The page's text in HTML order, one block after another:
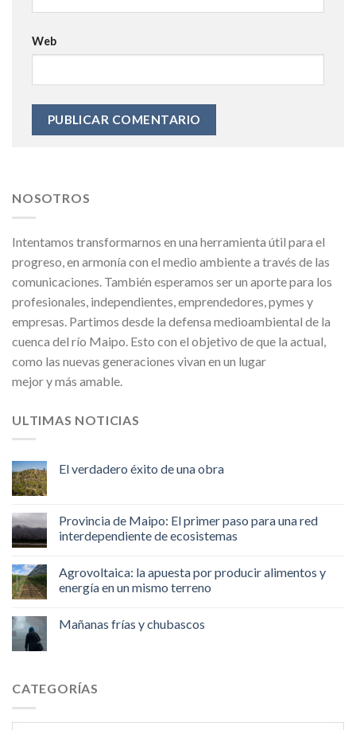
Web
NOSOTROS
Intentamos transformarnos en una herramienta útil para el
progreso, en armonía con el medio ambiente a través de las
comunicaciones. También esperamos ser un aporte para los
profesionales, independientes, emprendedores, pymes y
empresas. Partimos desde la defensa medioambiental de la
cuenca del río Maipo. Esto con el objetivo de que la actual,
como las nuevas generaciones vivan en un lugar
mejor y más amable.
ULTIMAS NOTICIAS
El verdadero éxito de una obra
Provincia de Maipo: El primer paso para una red
interdependiente de ecosistemas
Agrovoltaica: la apuesta por producir alimentos y
energía en un mismo terreno
Mañanas frías y chubascos
CATEGORÍAS